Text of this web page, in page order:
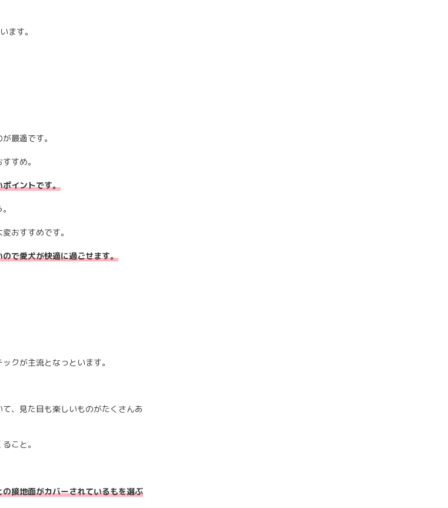
ます。
最適です。
すめ。
イントです。
おすすめです。
で愛犬が快適に過ごせます。
クが主流となっといます。
、見た目も楽しいものがたくさんあ
こと。
接地面がカバーされているもを選ぶ